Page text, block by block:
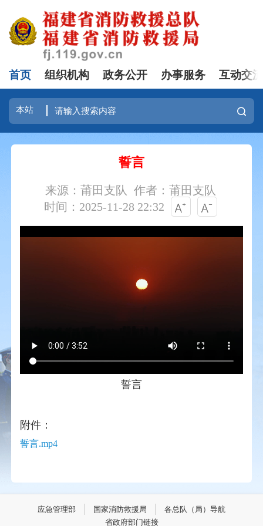
首页 组织机构 政务公开 办事服务 互动交
誓言
来源：莆田支队
作者：莆田支队
时间：2025-11-28 22:32
誓言
附件：
誓言.mp4
应急管理部 国家消防救援局
各总队（局）导航
省政府部门链接